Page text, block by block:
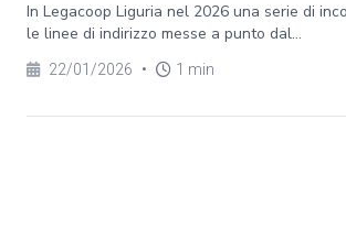
In Legacoop Liguria nel 2026 una serie di
le linee di indirizzo messe a punto dal...
22/01/2026 • 1 min